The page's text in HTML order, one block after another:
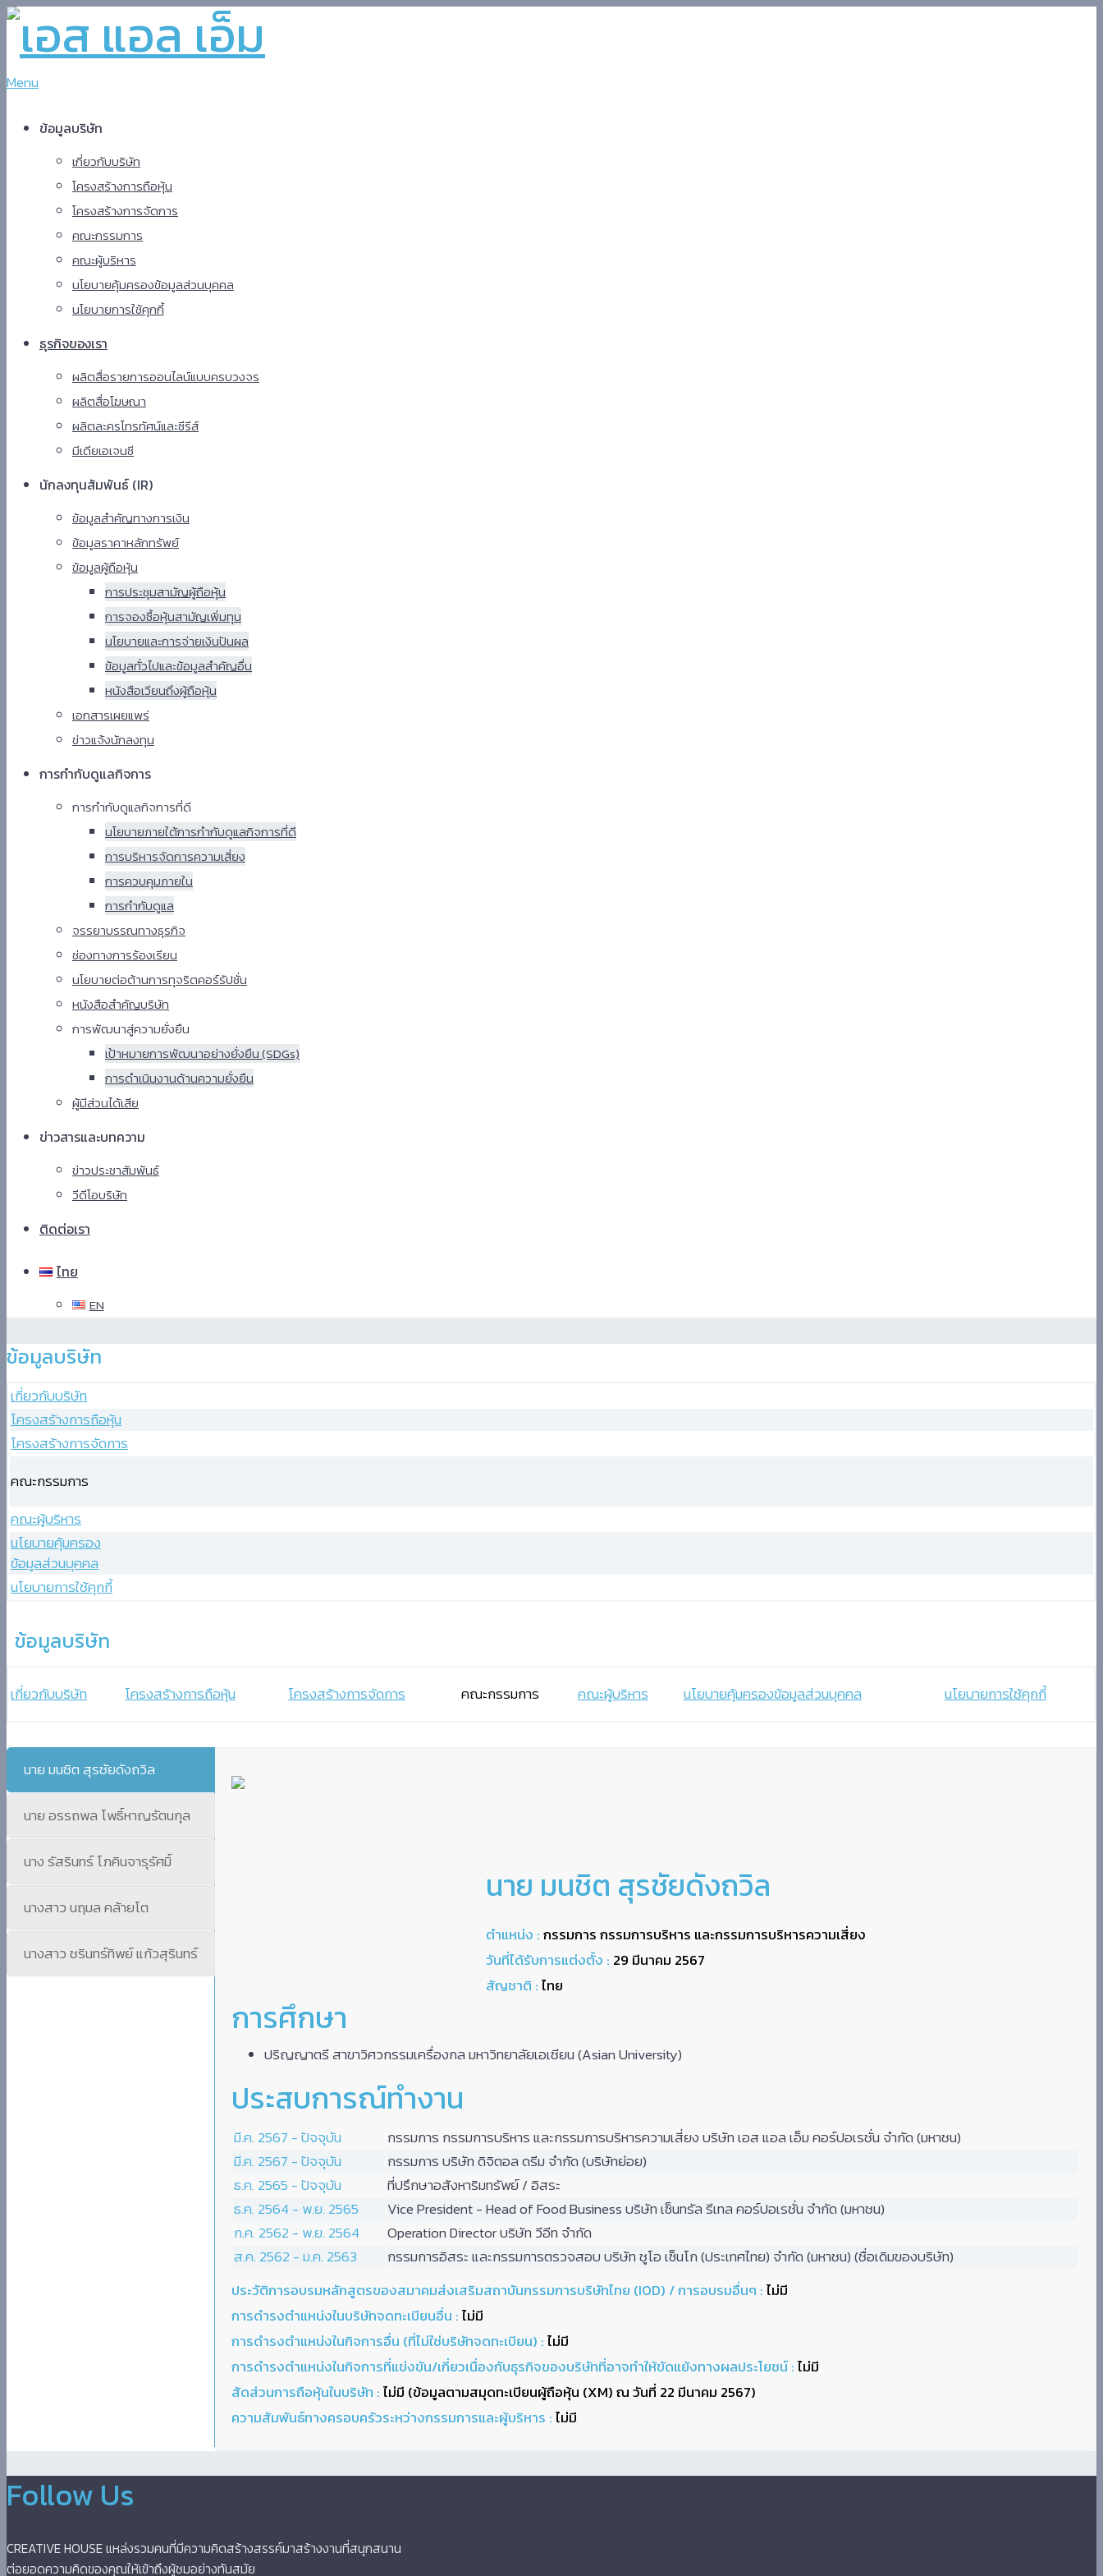
Menu
ข้อมูลบริษัท
เกี่ยวกับบริษัท
โครงสร้างการถือหุ้น
โครงสร้างการจัดการ
คณะกรรมการ
คณะผู้บริหาร
นโยบายคุ้มครองข้อมูลส่วนบุคคล
นโยบายการใช้คุกกี้
ธุรกิจ​ของเรา
ผลิตสื่อรายการออนไลน์แบบครบวงจร
ผลิตสื่อโฆษณา
ผลิตละครโทรทัศน์และซีรีส์
มีเดียเอเจนซี
นักลงทุนสัมพันธ์ (IR)​
ข้อมูลสำคัญทางการเงิน
ข้อมูลราคาหลักทรัพย์​
ข้อมูลผู้ถือหุ้น
การประชุมสามัญผู้ถือหุ้น
การจองซื้อหุ้นสามัญเพิ่มทุน
นโยบายและการจ่ายเงินปันผล
ข้อมูลทั่วไปและข้อมูลสำคัญอื่น
หนังสือเวียนถึงผู้ถือหุ้น
เอกสารเผยแพร่​
ข่าวแจ้งนักลงทุน
การกำกับดูแลกิจการ
การกำกับดูแลกิจการที่ดี
นโยบายภายใต้การกำกับดูแลกิจการที่ดี
การบริหารจัดการความเสี่ยง
การควบคุมภายใน
การกำกับดูแล
จรรยาบรรณทางธุรกิจ
ช่องทางการร้องเรียน
นโยบายต่อต้านการทุจริตคอร์รัปชั่น
หนังสือสำคัญบริษัท
การพัฒนาสู่ความยั่งยืน
เป้าหมายการพัฒนาอย่างยั่งยืน (SDGs)
การดำเนินงานด้านความยั่งยืน
ผู้มีส่วนได้เสีย
ข่าวสารและบทความ
ข่าวประชาสัมพันธ์
วีดีโอบริษัท
ติดต่อเรา
ไทย
EN
Blue
Film
سكس
-
سكس
-
مصري
-
Xnxx
Arab
ข้อมูลบริษัท
เกี่ยวกับบริษัท
โครงสร้างการถือหุ้น
โครงสร้างการจัดการ
คณะกรรมการ
คณะผู้บริหาร
นโยบายคุ้มครอง
ข้อมูลส่วนบุคคล
นโยบายการใช้คุกกี้
ข้อมูลบริษัท
เกี่ยวกับบริษัท โครงสร้างการถือหุ้น โครงสร้างการจัดการ คณะกรรมการ คณะผู้บริหาร นโยบายคุ้มครองข้อมูลส่วนบุคคล นโยบายการใช้คุกกี้
นาย มนชิต สุรชัยดังถวิล
นาย อรรถพล โพธิ์หาญรัตนกุล
นาง รัสรินทร์ โภคินจารุรัศมิ์
นางสาว นฤมล คล้ายโต
นางสาว ชรินทร์ทิพย์ แก้วสุรินทร์
นาย มนชิต สุรชัยดังถวิล
ตำแหน่ง :กรรมการ กรรมการบริหาร และกรรมการบริหารความเสี่ยง
วันที่ได้รับการแต่งตั้ง : 29 มีนาคม 2567
สัญชาติ :ไทย
การศึกษา
ปริญญาตรี สาขาวิศวกรรมเครื่องกล มหาวิทยาลัยเอเชียน (Asian University)
ประสบการณ์ทำงาน
มี.ค. 2567 - ปัจจุบัน
กรรมการ กรรมการบริหาร และกรรมการบริหารความเสี่ยง บริษัท เอส แอล เอ็ม คอร์ปอเรชั่น จำกัด (มหาชน)
มี.ค. 2567 - ปัจจุบัน
กรรมการ บริษัท ดิจิตอล ดรีม จำกัด (บริษัทย่อย)
ธ.ค. 2565 - ปัจจุบัน
ที่ปรึกษาอสังหาริมทรัพย์ / อิสระ
ธ.ค. 2564 - พ.ย. 2565
Vice President - Head of Food Business บริษัท เซ็นทรัล รีเทล คอร์ปอเรชั่น จำกัด (มหาชน)
ก.ค. 2562 - พ.ย. 2564
Operation Director บริษัท วีอีท จำกัด
ส.ค. 2562 - ม.ค. 2563
กรรมการอิสระ และกรรมการตรวจสอบ บริษัท ชูโอ เซ็นโก (ประเทศไทย) จำกัด (มหาชน) (ชื่อเดิมของบริษัท)
ประวัติการอบรมหลักสูตรของสมาคมส่งเสริมสถาบันกรรมการบริษัทไทย (IOD) / การอบรมอื่นๆ :ไม่มี
การดำรงตำแหน่งในบริษัทจดทะเบียนอื่น :ไม่มี
การดำรงตำแหน่งในกิจการอื่น (ที่ไม่ใช่บริษัทจดทะเบียน) :ไม่มี
การดำรงตำแหน่งในกิจการที่แข่งขัน/เกี่ยวเนื่องกับธุรกิจของบริษัทที่อาจทำให้ขัดแย้งทางผลประโยชน์ :ไม่มี
สัดส่วนการถือหุ้นในบริษัท :ไม่มี (ข้อมูลตามสมุดทะเบียนผู้ถือหุ้น (XM) ณ วันที่ 22 มีนาคม 2567)
ความสัมพันธ์ทางครอบครัวระหว่างกรรมการและผู้บริหาร :ไม่มี
Follow Us
CREATIVE HOUSE แหล่งรวมคนที่มีความคิดสร้างสรรค์มาสร้างงานที่สนุกสนาน
ต่อยอดความคิดของคุณให้เข้าถึงผู้ชมอย่างทันสมัย